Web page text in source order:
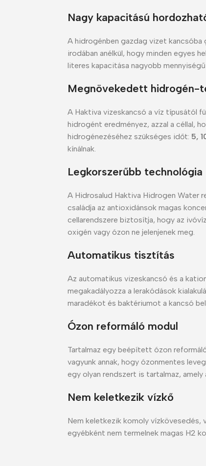
Nagy kapacitású
A hidrogénben gazdag vizet kancsóba
irodában anélkül, hogy minden egyes
literes kapacitása nagyobb
Megnövekedett hidrogén-
A Haktiva vizeskancsó a víz típusától
hidrogént eredményez, azzal a céllal,
hidrogénezéséhez szükséges időt: 5,
kínálnak.
Legkorszerűbb technológia
A Hidrosalud Haktiva Hidrogen Water
családja az antioxidánsok magas
cellarendszere biztosítja, hogy az
oxigén vagy ózon ne jelenjenek meg.
Automatikus tisztítás
Az automatikus vizeskancsó és a
megakadályozza a lerakódások
maradékot és baktériumot a kancsó
Ózon reformáló modul
Tartalmaz egy beépített ózon
vagyunk annak, hogy ózonmentes
egy olyan rendszert is tartalmaz,
Nem keletkezik vízkő
Nem keletkezik komoly vízkövesedés,
egyébként nem termelnek magas H2